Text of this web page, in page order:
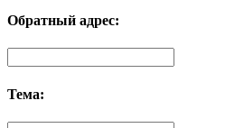
Обратный адрес:
Тема: